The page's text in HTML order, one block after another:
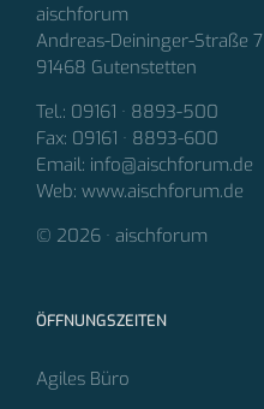
aischforum
Andreas-Deininger-Straße 7
91468 Gutenstetten
Tel.: 09161 · 8893-500
Fax: 09161 · 8893-600
Email: info@aischforum.de
Web: www.aischforum.de
© 2026 · aischforum
ÖFFNUNGSZEITEN
Agiles Büro